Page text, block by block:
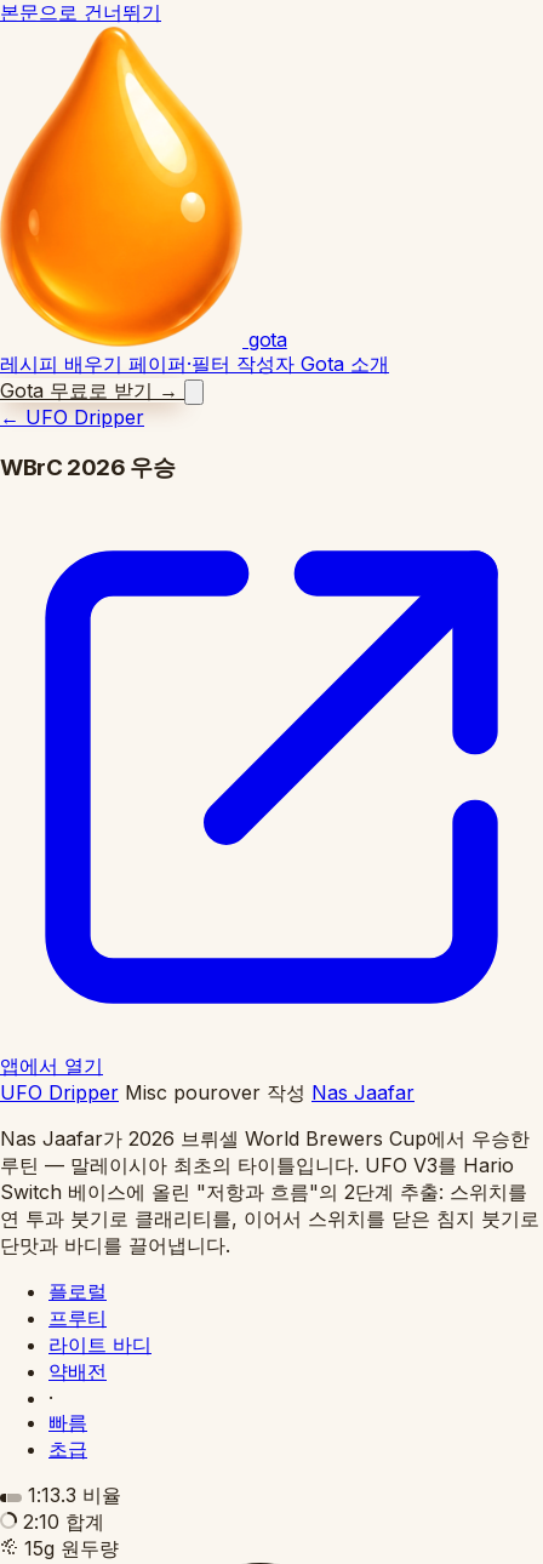
본문으로 건너뛰기
gota
레시피 배우기 페이퍼·필터 작성자 Gota 소개
Gota 무료로 받기 →
← UFO Dripper
WBrC 2026 우승
앱에서 열기
UFO Dripper Misc pourover 작성 Nas Jaafar
Nas Jaafar가 2026 브뤼셀 World Brewers Cup에서 우승한
루틴 — 말레이시아 최초의 타이틀입니다. UFO V3를 Hario
Switch 베이스에 올린 "저항과 흐름"의 2단계 추출: 스위치를
연 투과 붓기로 클래리티를, 이어서 스위치를 닫은 침지 붓기로
단맛과 바디를 끌어냅니다.
플로럴
프루티
라이트 바디
약배전
·
빠름
초급
1:13.3 비율
2:10 합계
15g 원두량